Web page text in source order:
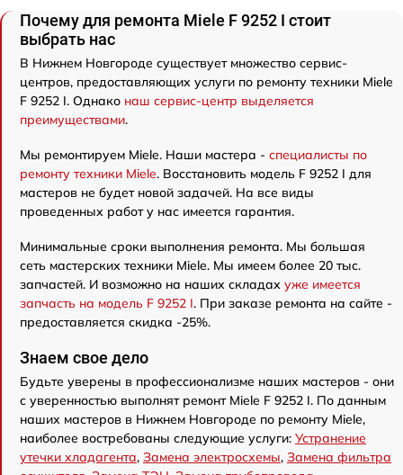
Почему для ремонта Miele F 9252 I стоит
выбрать нас
В Нижнем Новгороде существует множество сервис-
центров, предоставляющих услуги по ремонту техники Miele
F 9252 I. Однако наш сервис-центр выделяется
преимуществами.
Мы ремонтируем Miele. Наши мастера - специалисты по
ремонту техники Miele. Восстановить модель F 9252 I для
мастеров не будет новой задачей. На все виды
проведенных работ у нас имеется гарантия.
Минимальные сроки выполнения ремонта. Мы большая
сеть мастерских техники Miele. Мы имеем более 20 тыс.
запчастей. И возможно на наших складах уже имеется
запчасть на модель F 9252 I. При заказе ремонта на сайте -
предоставляется скидка -25%.
Знаем свое дело
Будьте уверены в профессионализме наших мастеров - они
с уверенностью выполнят ремонт Miele F 9252 I. По данным
наших мастеров в Нижнем Новгороде по ремонту Miele,
наиболее востребованы следующие услуги: Устранение
утечки хладагента, Замена электросхемы, Замена фильтра